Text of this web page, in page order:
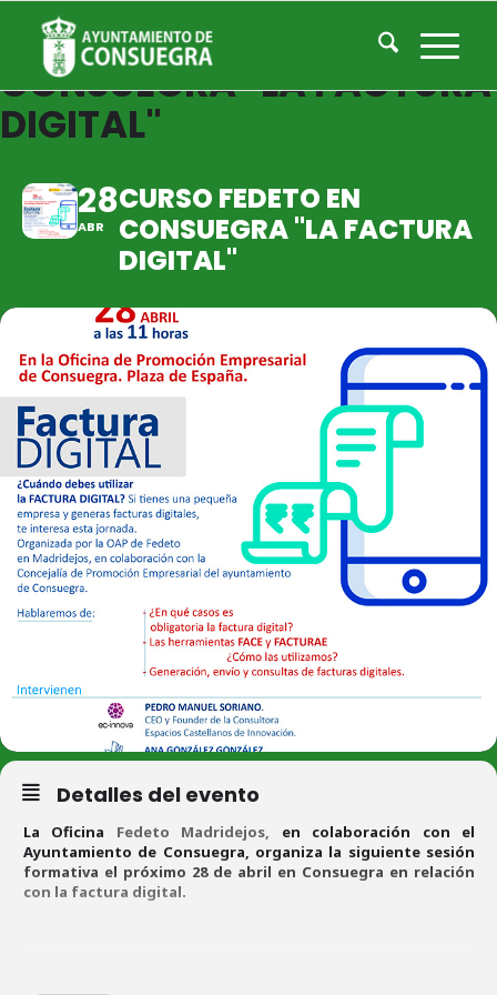
CURSO FEDETO EN
CONSUEGRA "LA FACTURA
DIGITAL"
28
ABR
CURSO FEDETO EN
CONSUEGRA "LA FACTURA
DIGITAL"
Detalles del evento
La Oficina Fedeto Madridejos, en colaboración con el
Ayuntamiento de Consuegra, organiza la siguiente sesión
formativa el próximo 28 de abril en Consuegra en relación
con la factura digital.